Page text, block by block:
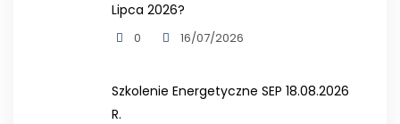
Lipca 2026?
0 16/07/2026
Szkolenie Energetyczne SEP 18.08.2026
R.